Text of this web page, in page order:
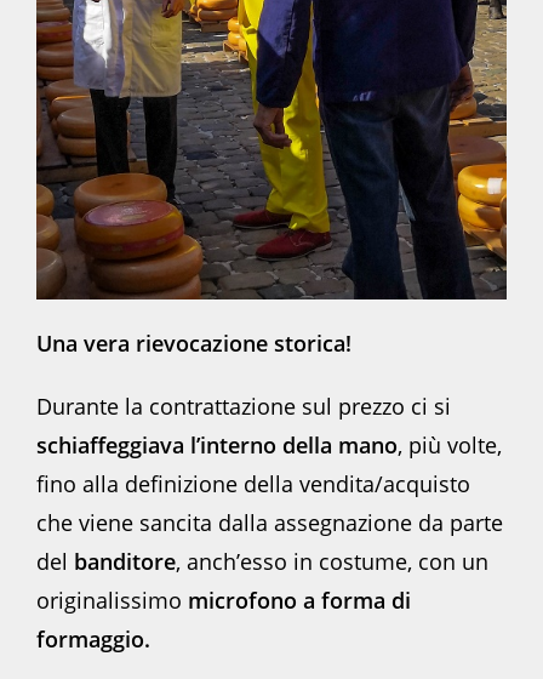
Una vera rievocazione storica!
Durante la contrattazione sul prezzo ci si
schiaffeggiava l’interno della mano, più volte,
fino alla definizione della vendita/acquisto
che viene sancita dalla assegnazione da parte
del banditore, anch’esso in costume, con un
originalissimo microfono a forma di
formaggio.